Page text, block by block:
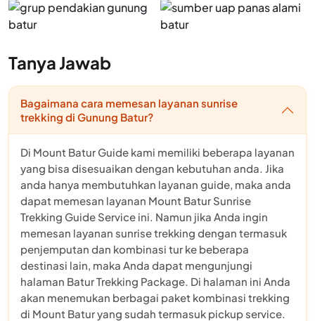
Tanya Jawab
Bagaimana cara memesan layanan sunrise
trekking di Gunung Batur?
Di Mount Batur Guide kami memiliki beberapa layanan
yang bisa disesuaikan dengan kebutuhan anda. Jika
anda hanya membutuhkan layanan guide, maka anda
dapat memesan layanan Mount Batur Sunrise
Trekking Guide Service ini. Namun jika Anda ingin
memesan layanan sunrise trekking dengan termasuk
penjemputan dan kombinasi tur ke beberapa
destinasi lain, maka Anda dapat mengunjungi
halaman Batur Trekking Package. Di halaman ini Anda
akan menemukan berbagai paket kombinasi trekking
di Mount Batur yang sudah termasuk pickup service.